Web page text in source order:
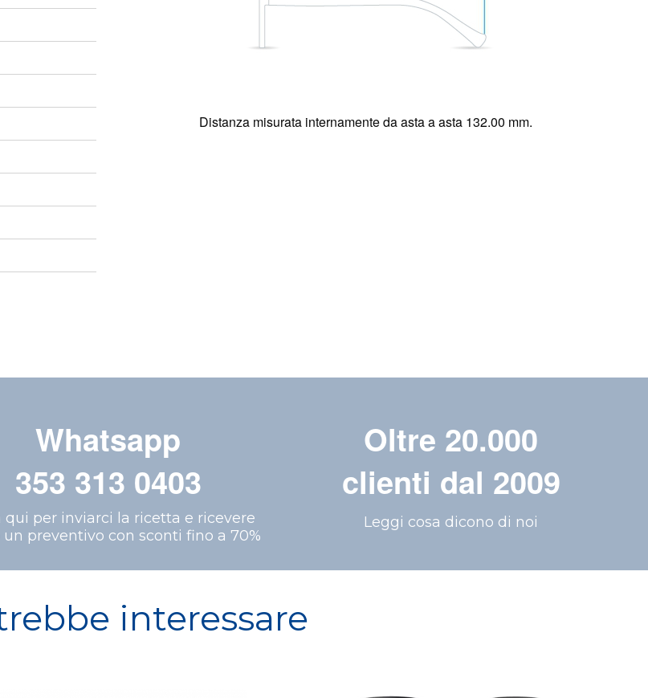
Distanza misurata internamente da asta a asta 132.00 mm.
Whatsapp
353 313 0403
qui per inviarci la ricetta e ricevere
preventivo con sconti fino a 70%
Oltre 20.000
clienti dal 2009
Leggi cosa dicono di noi
interessare